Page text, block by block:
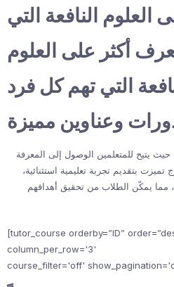
العلوم النافعة التي
أكثر على العلوم
التي تهم كل فرد
وعناوين مميزة
يتيح للمتعلمين الوصول إلى المعرفة
بتقديم تجربة تعليمية استثنائية،
مما يمكّن الطلاب من تحقيق أهدافهم
[tutor_course orderby=”ID”
column_per_row='3'
course_filter='off'